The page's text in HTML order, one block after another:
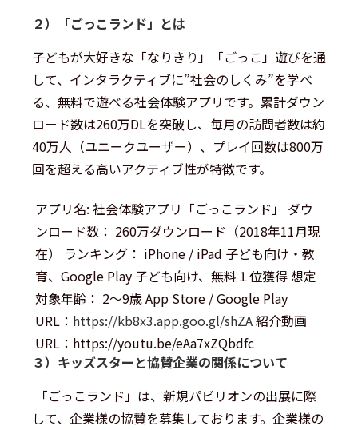
２）「ごっこランド」とは
子どもが大好きな「なりきり」「ごっこ」遊びを通
して、インタラクティブに”社会のしくみ”を学べ
る、無料で遊べる社会体験アプリです。累計ダウン
ロード数は260万DLを突破し、毎月の訪問者数は約
40万人（ユニークユーザー）、プレイ回数は800万
回を超える高いアクティブ性が特徴です。
アプリ名: 社会体験アプリ「ごっこランド」 ダウ
ンロード数： 260万ダウンロード（2018年11月現
在） ランキング： iPhone / iPad 子ども向け・教
育、Google Play 子ども向け、無料１位獲得 想定
対象年齢： 2～9歳 App Store / Google Play
URL： https://kb8x3.app.goo.gl/shZA紹介動画
URL：https://youtu.be/eAa7xZQbdfc
３）キッズスターと協賛企業の関係について
「ごっこランド」は、新規パビリオンの出展に際
して、企業様の協賛を募集しております。企業様の